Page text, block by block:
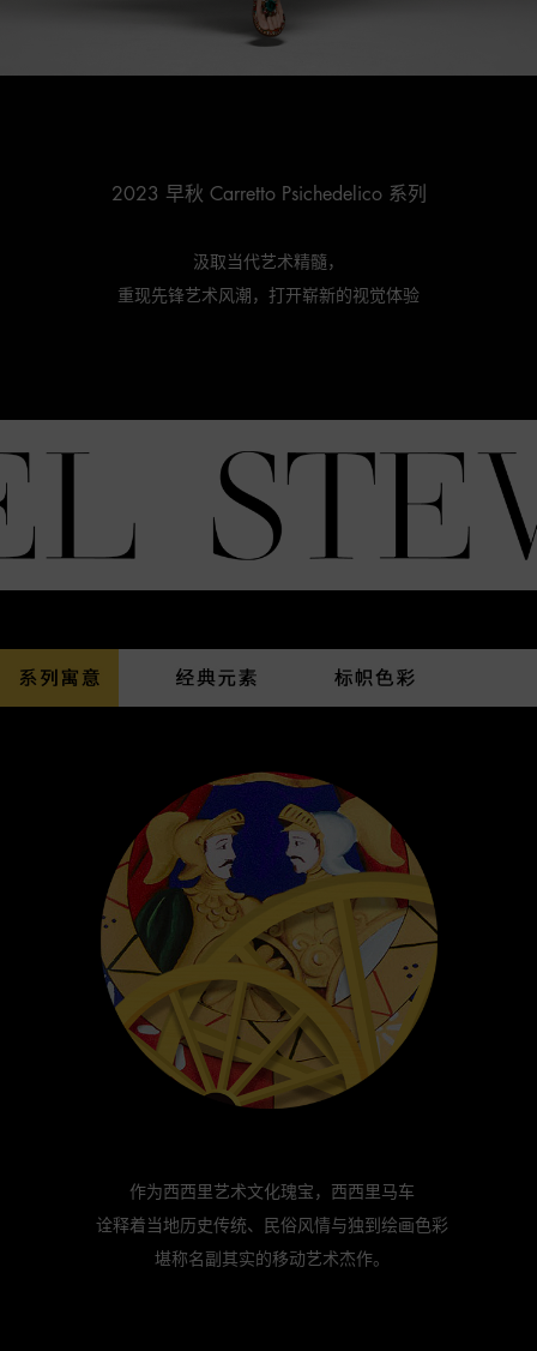
2023 早秋 Carretto Psichedelico 系列
汲取当代艺术精髓，
重现先锋艺术风潮，打开崭新的视觉体验
作为西西里艺术文化瑰宝，西西里马车
诠释着当地历史传统、民俗风情与独到绘画色彩
堪称名副其实的移动艺术杰作。